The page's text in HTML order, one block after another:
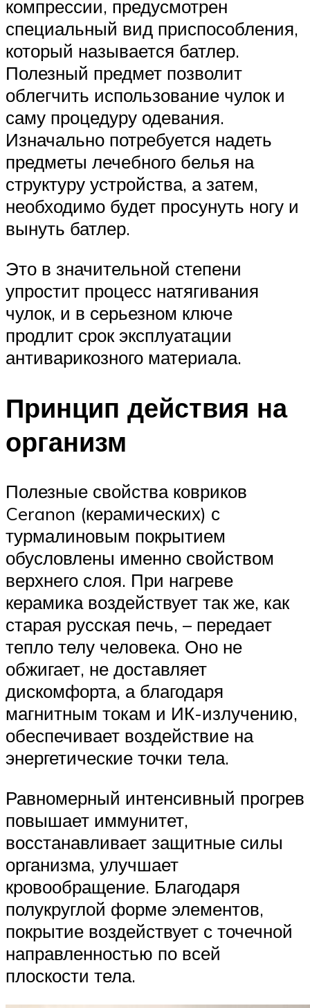
компрессии, предусмотрен
специальный вид приспособления,
который называется батлер.
Полезный предмет позволит
облегчить использование чулок и
саму процедуру одевания.
Изначально потребуется надеть
предметы лечебного белья на
структуру устройства, а затем,
необходимо будет просунуть ногу и
вынуть батлер.
Это в значительной степени
упростит процесс натягивания
чулок, и в серьезном ключе
продлит срок эксплуатации
антиварикозного материала.
Принцип действия на
организм
Полезные свойства ковриков
Ceranon (керамических) с
турмалиновым покрытием
обусловлены именно свойством
верхнего слоя. При нагреве
керамика воздействует так же, как
старая русская печь, – передает
тепло телу человека. Оно не
обжигает, не доставляет
дискомфорта, а благодаря
магнитным токам и ИК-излучению,
обеспечивает воздействие на
энергетические точки тела.
Равномерный интенсивный прогрев
повышает иммунитет,
восстанавливает защитные силы
организма, улучшает
кровообращение. Благодаря
полукруглой форме элементов,
покрытие воздействует с точечной
направленностью по всей
плоскости тела.